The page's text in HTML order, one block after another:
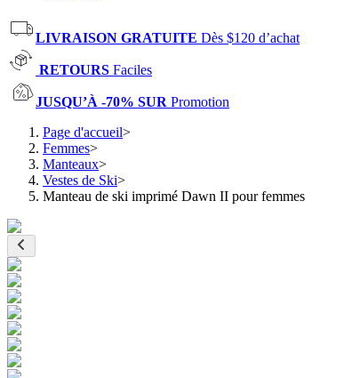
LIVRAISON GRATUITE Dès $120 d’achat
RETOURS Faciles
JUSQU’À -70% SUR Promotion
Page d'accueil>
Femmes>
Manteaux>
Vestes de Ski>
Manteau de ski imprimé Dawn II pour femmes